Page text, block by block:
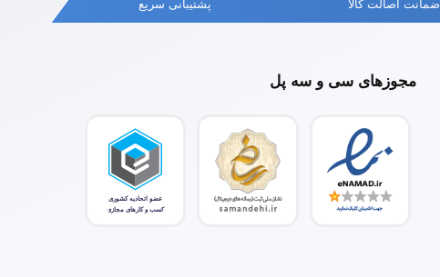
ضمانت اصالت کالا پشتیبانی سریع
مجوزهای سی و سه پل